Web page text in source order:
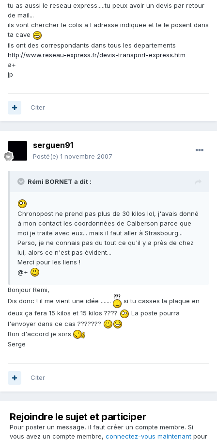
tu as aussi le reseau express.....tu peux avoir un devis par retour
de mail...
ils vont chercher le colis a l adresse indiquee et te le posent dans
ta cave
ils ont des correspondants dans tous les departements
http://www.reseau-express.fr/devis-transport-express.htm
a+
jp
Citer
serguen91
Posté(e) 1 novembre 2007
Rémi BORNET a dit :
Chronopost ne prend pas plus de 30 kilos lol, j'avais donné
à mon contact les coordonnées de Calberson parce que
moi je traite avec eux... mais il faut aller à Strasbourg...
Perso, je ne connais pas du tout ce qu'il y a près de chez
lui, alors ce n'est pas évident...
Merci pour les liens !
@+
Bonjour Remi,
Dis donc ! il me vient une idée .......
si tu casses la plaque en
deux ça fera 15 kilos et 15 kilos ????
La poste pourra
l'envoyer dans ce cas ???????
Bon d'accord je sors
Serge
Citer
Rejoindre le sujet et participer
Pour poster un message, il faut créer un compte membre. Si
vous avez un compte membre, connectez-vous maintenant pour